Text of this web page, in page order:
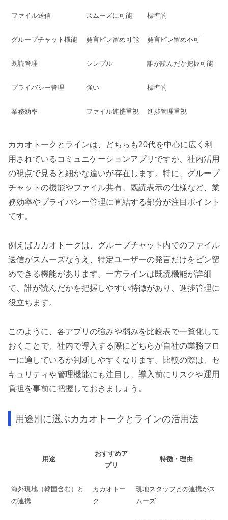
ファイル送信 スムーズに可能 標準的
グループチャット機能 発言ピン留め可能 発言ピン留め不可
既読管理 シンプル 誰が読んだか把握可能
プライバシー管理 強い 標準的
業務効率 ファイル連携重視 進捗管理重視
カカオトークとラインは、どちらも20代を中心に広く利
用されているコミュニケーションアプリですが、社内活用
の視点で見ると細かな違いが存在します。特に、グループ
チャットの機能やファイル共有、既読表示の仕様など、業
務効率やプライバシー管理に直結する部分が注目ポイント
です。
例えばカカオトークは、グループチャット内でのファイル
送信がスムーズなうえ、特定ユーザーの発言だけをピン留
めできる機能があります。一方ラインは既読機能が詳細
で、誰が読んだかを把握しやすい特徴があり、進捗管理に
役立ちます。
このように、各アプリの強みや弱みを比較表で一覧化して
おくことで、社内で導入する際にどちらが自社の業務フロ
ーに適しているか判断しやすくなります。比較の際は、セ
キュリティや管理機能にも注目し、導入前にリスクや運用
負担を事前に把握しておきましょう。
用途別に選ぶカカオトークとラインの活用法
用途
おすすめア
プリ
特徴・理由
海外現地（韓国含む）と
の連携
カカオトー
ク
現地スタッフとの連携がス
ムーズ